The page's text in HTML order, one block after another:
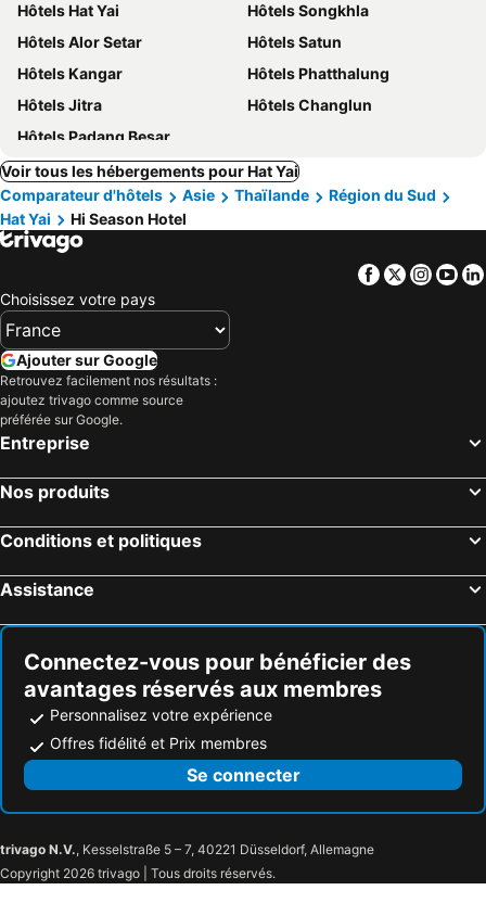
Hôtels Hat Yai
Hôtels Songkhla
Hôtels Alor Setar
Hôtels Satun
Hôtels Kangar
Hôtels Phatthalung
Hôtels Jitra
Hôtels Changlun
Hôtels Padang Besar
Voir tous les hébergements pour Hat Yai
Comparateur d'hôtels
Asie Thaïlande
Région du Sud
Hat Yai
Hi Season Hotel
Facebook
Twitter
Choisissez votre pays
Ajouter sur Google
Retrouvez facilement nos résultats :
ajoutez trivago comme source
préférée sur Google.
Entreprise
Nos produits
Conditions et politiques
Assistance
Connectez-vous pour bénéficier des
avantages réservés aux membres
Personnalisez votre expérience
Offres fidélité et Prix membres
Se connecter
trivago N.V., Kesselstraße 5 – 7, 40221 Düsseldorf, Allemagne
Copyright 2026 trivago | Tous droits réservés.